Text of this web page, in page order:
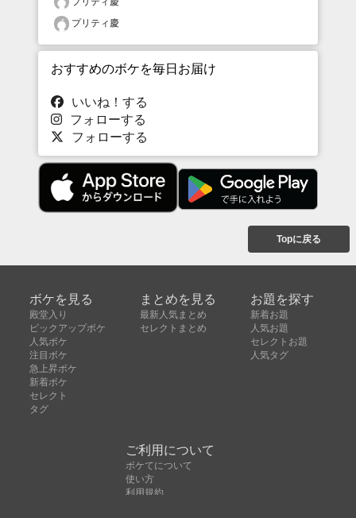
プリティ慶
おすすめのボケを毎日お届け
いいね！する
フォローする
フォローする
Topに戻る
ボケを見る
殿堂入り
ピックアップボケ
人気ボケ
注目ボケ
急上昇ボケ
新着ボケ
セレクト
タグ
まとめを見る
最新人気まとめ
セレクトまとめ
お題を探す
新着お題
人気お題
セレクトお題
人気タグ
ご利用について
ボケてについて
使い方
利用規約